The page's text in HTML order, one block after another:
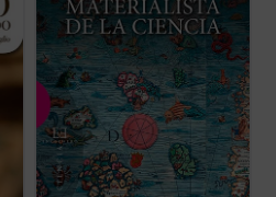
representación deformada de la ciencia, en
la que se intenta hacer pasar por ...(ver